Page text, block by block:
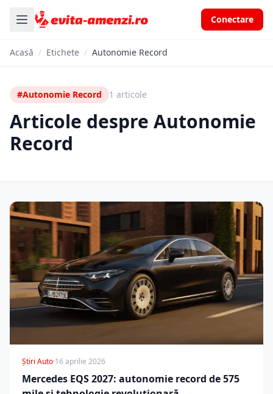
Conectare
Acasă / Etichete / Autonomie Record
#Autonomie Record 1 articole
Articole despre Autonomie
Record
Știri Auto·16 aprilie 2026
Mercedes EQS 2027: autonomie record de 575